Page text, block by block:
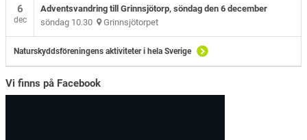
6
dec
Adventsvandring till Grinnsjötorp, söndag den 6 december
söndag 10.30 Grinnsjötorpet
Naturskyddsföreningens aktiviteter i hela Sverige
Vi finns på Facebook